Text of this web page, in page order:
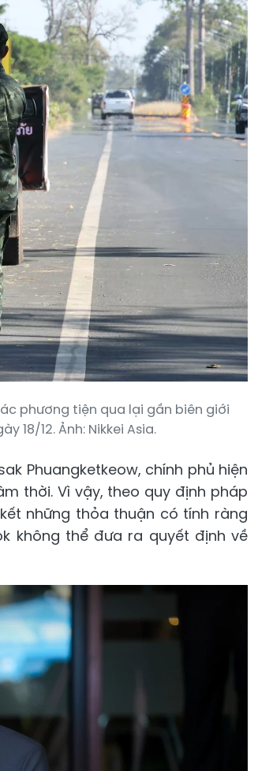
phương tiện qua lại gần biên giới
18/12. Ảnh: Nikkei Asia.
Phuangketkeow, chính phủ hiện
thời. Vì vậy, theo quy định pháp
những thỏa thuận có tính ràng
không thể đưa ra quyết định về